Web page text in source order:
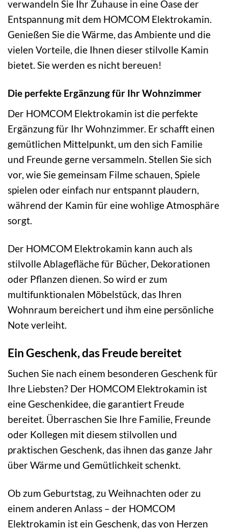
verwandeln Sie Ihr Zuhause in eine Oase der
Entspannung mit dem HOMCOM Elektrokamin.
Genießen Sie die Wärme, das Ambiente und die
vielen Vorteile, die Ihnen dieser stilvolle Kamin
bietet. Sie werden es nicht bereuen!
Die perfekte Ergänzung für Ihr Wohnzimmer
Der HOMCOM Elektrokamin ist die perfekte
Ergänzung für Ihr Wohnzimmer. Er schafft einen
gemütlichen Mittelpunkt, um den sich Familie
und Freunde gerne versammeln. Stellen Sie sich
vor, wie Sie gemeinsam Filme schauen, Spiele
spielen oder einfach nur entspannt plaudern,
während der Kamin für eine wohlige Atmosphäre
sorgt.
Der HOMCOM Elektrokamin kann auch als
stilvolle Ablagefläche für Bücher, Dekorationen
oder Pflanzen dienen. So wird er zum
multifunktionalen Möbelstück, das Ihren
Wohnraum bereichert und ihm eine persönliche
Note verleiht.
Ein Geschenk, das Freude bereitet
Suchen Sie nach einem besonderen Geschenk für
Ihre Liebsten? Der HOMCOM Elektrokamin ist
eine Geschenkidee, die garantiert Freude
bereitet. Überraschen Sie Ihre Familie, Freunde
oder Kollegen mit diesem stilvollen und
praktischen Geschenk, das ihnen das ganze Jahr
über Wärme und Gemütlichkeit schenkt.
Ob zum Geburtstag, zu Weihnachten oder zu
einem anderen Anlass – der HOMCOM
Elektrokamin ist ein Geschenk, das von Herzen